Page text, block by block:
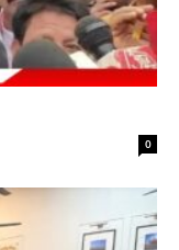
0